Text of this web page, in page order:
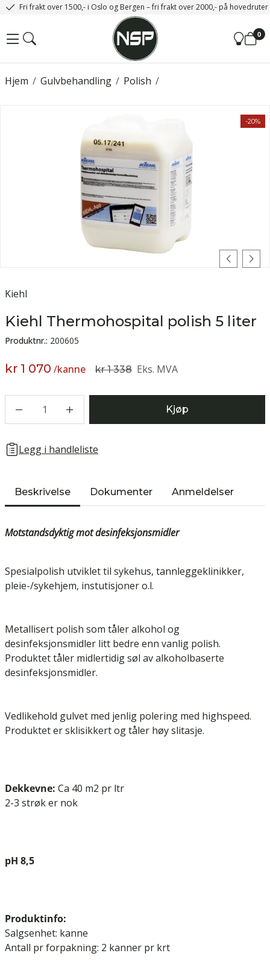
Fri frakt over 1500,- i Oslo og Bergen – fri frakt over 2000,- på
0
/
Hjem /
Gulvbehandling /
Polish
-20%
Kiehl
Kiehl Thermohospital polish 5 liter
Produktnr.: 200605
kr 1 070 /kanne kr 1 338 Eks. MVA
1 Kjøp
Legg i handleliste
Beskrivelse Dokumenter Anmeldelser
Motstandsdyktig mot desinfeksjonsmidler
Spesialpolish utviklet til sykehus, tannleggeklinikker,
pleie-/sykehjem, instutisjoner o.l.
Metallisert polish som tåler alkohol og
desinfeksjonsmidler litt bedre enn vanlig polish.
Produktet tåler midlertidig søl av alkoholbaserte
desinfeksjonsmidler.
Vedlikehold gulvet med jenlig polering med highspeed.
Produktet er sklisikkert og tåler høy slitasje.
Dekkevne: Ca 40 m2 pr ltr
2-3 strøk er nok
pH 8,5
Produktinfo:
Salgsenhet: kanne
Antall pr forpakning: 2 kanner pr krt